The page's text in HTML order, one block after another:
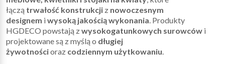
łączą trwałość konstrukcji z nowoczesnym
designem i wysoką jakością wykonania. Produkty
HGDECO powstają zwysokogatunkowych surowców i
projektowane są z myślą o długiej
żywotnościoraz codziennym użytkowaniu.